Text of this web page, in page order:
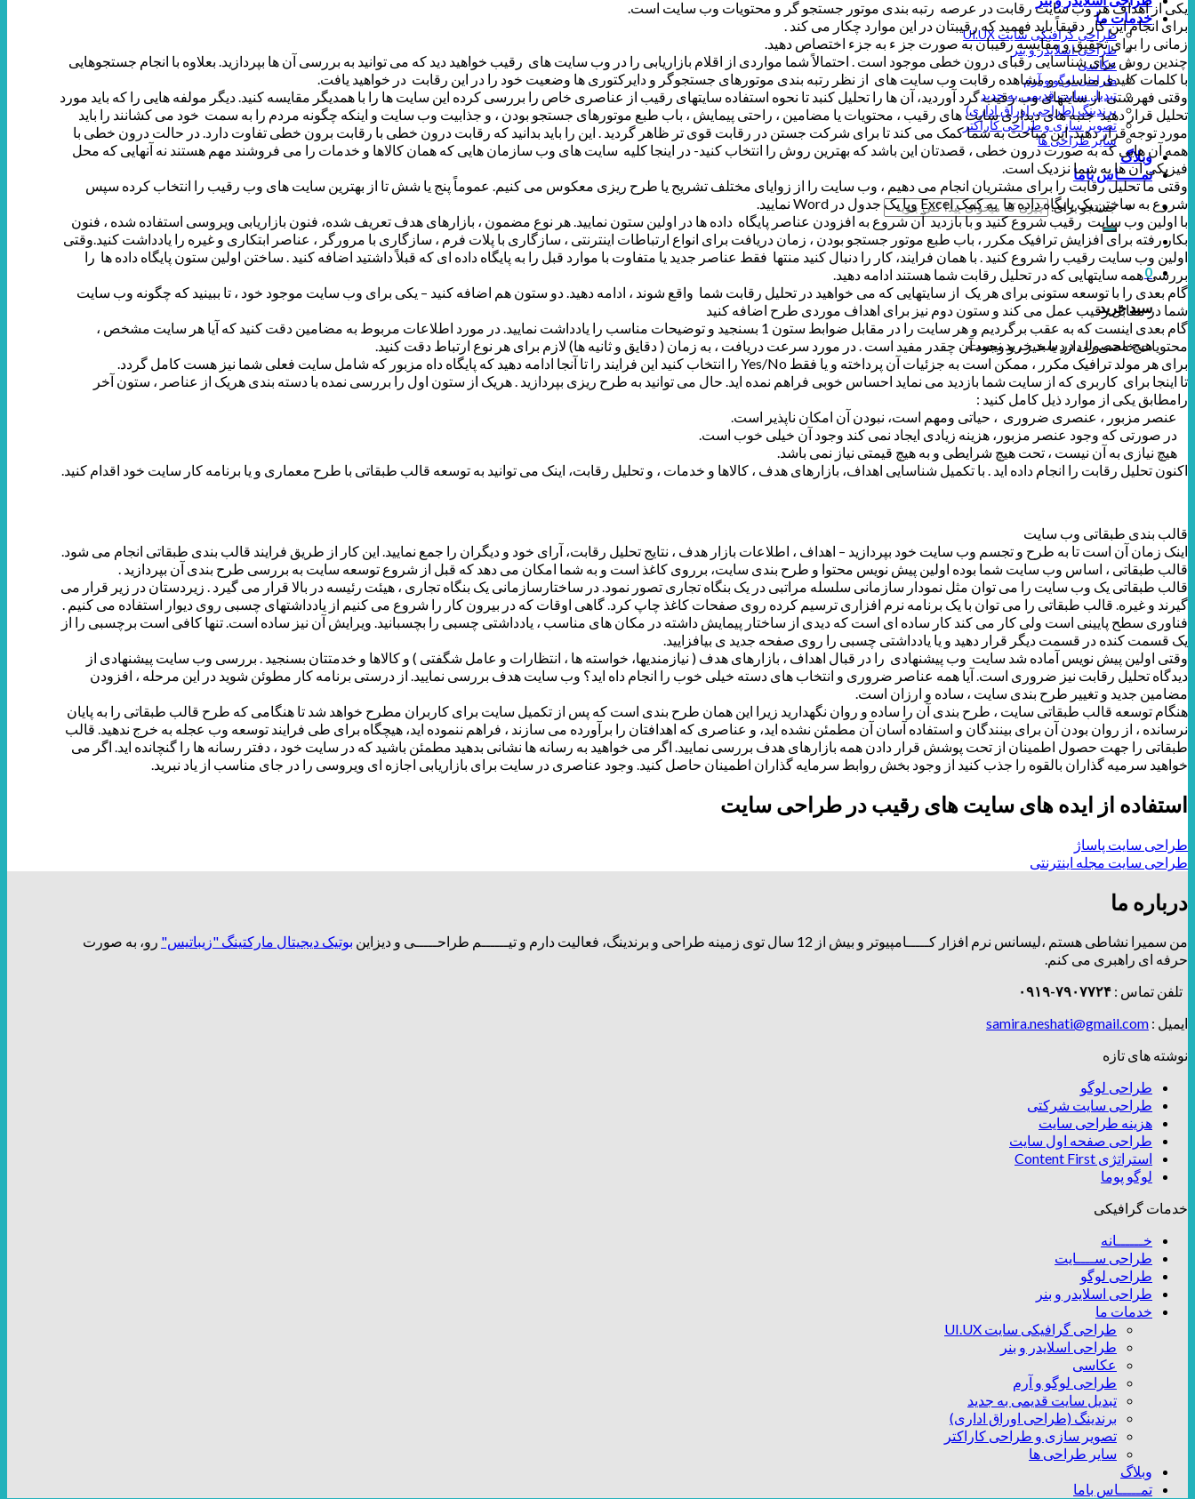
خدمات ما
طراحی گرافیکی سایت UI.UX
طراحی اسلایدر و بنر
عکاسی
طراحی لوگو و آرم
تبدیل سایت قدیمی به جدید
برندینگ (طراحی اوراق اداری)
تصویر سازی و طراحی کاراکتر
سایر طراحی ها
وبلاگ
تمـــــاس باما
جستجو برای:
0
سبد خرید
هیچ محصولی در سبد خرید نیست.
یکی از اهداف هر وب سایت رقابت در عرصه رتبه بندی موتور جستجو گر و محتویات وب سایت است.
برای انجام این کار دقیقاً باید فهمید که رقیبتان در این موارد چکار می کند .
زمانی را برای تحقیق و مقایسه رقیبان به صورت جز ء به جزء اختصاص دهید.
چندین روش برای شناسایی رقبای درون خطی موجود است . احتمالاً شما مواردی از اقلام بازاریابی را در وب سایت های رقیب خواهید دید که می توانید به بررسی آن ها بپردازید. بعلاوه با انجام جستجوهایی
با کلمات کلیدی مناسب و مشاهده رقابت وب سایت های از نظر رتبه بندی موتورهای جستجوگر و دایرکتوری ها وضعیت خود را در این رقابت در خواهید یافت.
وقتی فهرستی از سایتهای وب رقیب گرد آوردید، آن ها را تحلیل کنبد تا نحوه استفاده سایتهای رقیب از عناصری خاص را بررسی کرده این سایت ها را با همدیگر مقایسه کنید. دیگر مولفه هایی را که باید مورد
تحلیل قرار دهید جنبه های دیداری سایت های رقیب ، محتویات یا مضامین ، راحتی پیمایش ، باب طبع موتورهای جستجو بودن ، و جذابیت وب سایت و اینکه چگونه مردم را به سمت خود می کشانند را باید
مورد توجه قرار دهید. این مباحث به شما کمک می کند تا برای شرکت جستن در رقابت قوی تر ظاهر گردید . این را باید بدانید که رقابت درون خطی با رقابت برون خطی تفاوت دارد. در حالت درون خطی با
همه آن هایی که به صورت درون خطی ، قصدتان این باشد که بهترین روش را انتخاب کنید- در اینجا کلیه سایت های وب سازمان هایی که همان کالاها و خدمات را می فروشند مهم هستند نه آنهایی که محل
فیزیکی آن ها به شما نزدیک است.
وقتی ما تحلیل رقابت را برای مشتریان انجام می دهیم ، وب سایت را از زوایای مختلف تشریح یا طرح ریزی معکوس می کنیم. عموماً پنج یا شش تا از بهترین سایت های وب رقیب را انتخاب کرده سپس
شروع به ساختن یک پایگاه داده ها به کمک Excel ویا یک جدول در Word نمایید.
با اولین وب سایت رقیب شروع کنید و با بازدید آن شروع به افزودن عناصر پایگاه داده ها در اولین ستون نمایید. هر نوع مضمون ، بازارهای هدف تعریف شده، فنون بازاریابی ویروسی استفاده شده ، فنون
بکار رفته برای افزایش ترافیک مکرر ، باب طبع موتور جستجو بودن ، زمان دریافت برای انواع ارتباطات اینترنتی ، سازگاری با پلات فرم ، سازگاری با مرورگر ، عناصر ابتکاری و غیره را یادداشت کنید.وقتی
اولین وب سایت رقیب را شروع کنید . با همان فرایند، کار را دنبال کنید منتها فقط عناصر جدید یا متفاوت با موارد قبل را به پایگاه داده ای که قبلاً داشتید اضافه کنید . ساختن اولین ستون پایگاه داده ها را
بررسی همه سایتهایی که در تحلیل رقابت شما هستند ادامه دهید.
گام بعدی را با توسعه ستونی برای هر یک از سایتهایی که می خواهید در تحلیل رقابت شما واقع شوند ، ادامه دهید. دو ستون هم اضافه کنید – یکی برای وب سایت موجود خود ، تا ببینید که چگونه وب سایت
شما در مقابل رقیب عمل می کند و ستون دوم نیز برای اهداف موردی طرح اضافه کنید
گام بعدی اینست که به عقب برگردیم و هر سایت را در مقابل ضوابط ستون 1 بسنجید و توضیحات مناسب را یادداشت نمایید. در مورد اطلاعات مربوط به مضامین دقت کنید که آیا هر سایت مشخص ،
محتویات خاصی را دارد یا خیر ، و وجود آن چقدر مفید است . در مورد سرعت دریافت ، به زمان ( دقایق و ثانیه ها) لازم برای هر نوع ارتباط دقت کنید.
برای هر مولد ترافیک مکرر ، ممکن است به جزئیات آن پرداخته و یا فقط Yes/No را انتخاب کنید این فرایند را تا آنجا ادامه دهید که پایگاه داه مزبور که شامل سایت فعلی شما نیز هست کامل گردد.
تا اینجا برای کاربری که از سایت شما بازدید می نماید احساس خوبی فراهم نمده اید. حال می توانید به طرح ریزی بپردازید . هریک از ستون اول را بررسی نمده با دسته بندی هریک از عناصر ، ستون آخر
رامطابق یکی از موارد ذیل کامل کنید :
عنصر مزبور ، عنصری ضروری ، حیاتی ومهم است، نبودن آن امکان ناپذیر است.
در صورتی که وجود عنصر مزبور، هزینه زیادی ایجاد نمی کند وجود آن خیلی خوب است.
هیچ نیازی به آن نیست ، تحت هیچ شرایطی و به هیچ قیمتی نیاز نمی باشد.
اکنون تحلیل رقابت را انجام داده اید . با تکمیل شناسایی اهداف، بازارهای هدف ، کالاها و خدمات ، و تحلیل رقابت، اینک می توانید به توسعه قالب طبقاتی با طرح معماری و یا برنامه کار سایت خود اقدام کنید.
قالب بندی طبقاتی وب سایت
اینک زمان آن است تا به طرح و تجسم وب سایت خود بپردازید – اهداف ، اطلاعات بازار هدف ، نتایج تحلیل رقابت، آرای خود و دیگران را جمع نمایید. این کار از طریق فرایند قالب بندی طبقاتی انجام می شود.
قالب طبقاتی ، اساس وب سایت شما بوده اولین پیش نویس محتوا و طرح بندی سایت، برروی کاغذ است و به شما امکان می دهد که قبل از شروع توسعه سایت به بررسی طرح بندی آن بپردازید .
قالب طبقاتی یک وب سایت را می توان مثل نمودار سازمانی سلسله مراتبی در یک بنگاه تجاری تصور نمود. در ساختارسازمانی یک بنگاه تجاری ، هیئت رئیسه در بالا قرار می گیرد . زیردستان در زیر قرار می
گیرند و غیره. قالب طبقاتی را می توان با یک برنامه نرم افزاری ترسیم کرده روی صفحات کاغذ چاپ کرد. گاهی اوقات که در بیرون کار را شروع می کنیم از یادداشتهای چسبی روی دیوار استفاده می کنیم .
فناوری سطح پایینی است ولی کار می کند کار ساده ای است که دیدی از ساختار پیمایش داشته در مکان های مناسب ، یادداشتی چسبی را بچسبانید. ویرایش آن نیز ساده است. تنها کافی است برچسبی را از
یک قسمت کنده در قسمت دیگر قرار دهید و یا یادداشتی چسبی را روی صفحه جدید ی بیافزایید.
وقتی اولین پیش نویس آماده شد سایت وب پیشنهادی را در قبال اهداف ، بازارهای هدف ( نیازمندیها، خواسته ها ، انتظارات و عامل شگفتی ) و کالاها و خدمتتان بسنجید . بررسی وب سایت پیشنهادی از
دیدگاه تحلیل رقابت نیز ضروری است. آیا همه عناصر ضروری و انتخاب های دسته خیلی خوب را انجام داه اید؟ وب سایت هدف بررسی نمایید. از درستی برنامه کار مطوئن شوید در این مرحله ، افزودن
مضامین جدید و تغییر طرح بندی سایت ، ساده و ارزان است.
هنگام توسعه قالب طبقاتی سایت ، طرح بندی آن را ساده و روان نگهدارید زیرا این همان طرح بندی است که پس از تکمیل سایت برای کاربران مطرح خواهد شد تا هنگامی که طرح قالب طبقاتی را به پایان
نرسانده ، از روان بودن آن برای بینندگان و استفاده آسان آن مطمئن نشده اید، و عناصری که اهدافتان را برآورده می سازند ، فراهم ننموده اید، هیچگاه برای طی فرایند توسعه وب عجله به خرج ندهید. قالب
طبقاتی را جهت حصول اطمینان از تحت پوشش قرار دادن همه بازارهای هدف بررسی نمایید. اگر می خواهید به رسانه ها نشانی بدهید مطمئن باشید که در سایت خود ، دفتر رسانه ها را گنچانده اید. اگر می
خواهید سرمیه گذاران بالقوه را جذب کنید از وجود بخش روابط سرمایه گذاران اطمینان حاصل کنید. وجود عناصری در سایت برای بازاریابی اجازه ای ویروسی را در جای مناسب از یاد نبرید.
استفاده از ایده های سایت های رقیب در طراحی سایت
طراحی سایت پاساژ
طراحی سایت مجله اینترنتی
درباره ما
من سمیرا نشاطی هستم ،لیسانس نرم افزار کـــــامپیوتر و بیش از 12 سال توی زمینه طراحی و برندینگ، فعالیت دارم و تیــــــم طراحـــــی و دیزاین بوتیک دیجیتال مارکتینگ "زیباتیس" رو، به صورت
حرفه ای راهبری می کنم.
تلفن تماس : ۷۹۰۷۷۲۴-۰۹۱۹
ایمیل : samira.neshati@gmail.com
نوشته های تازه
طراحی لوگو
طراحی سایت شرکتی
هزینه طراحی سایت
طراحی صفحه اول سایت
استراتژی Content First
لوگو پوما
خدمات گرافیکی
خــــــانه
طراحی ســــایت
طراحی لوگو
طراحی اسلایدر و بنر
خدمات ما
طراحی گرافیکی سایت UI.UX
طراحی اسلایدر و بنر
عکاسی
طراحی لوگو و آرم
تبدیل سایت قدیمی به جدید
برندینگ (طراحی اوراق اداری)
تصویر سازی و طراحی کاراکتر
سایر طراحی ها
وبلاگ
تمـــــاس باما